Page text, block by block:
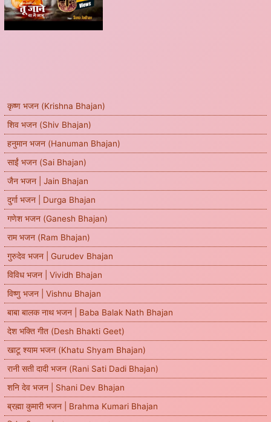
कृष्ण भजन (Krishna Bhajan)
शिव भजन (Shiv Bhajan)
हनुमान भजन (Hanuman Bhajan)
साईं भजन (Sai Bhajan)
जैन भजन | Jain Bhajan
दुर्गा भजन | Durga Bhajan
गणेश भजन (Ganesh Bhajan)
राम भजन (Ram Bhajan)
गुरुदेव भजन | Gurudev Bhajan
विविध भजन | Vividh Bhajan
विष्णु भजन | Vishnu Bhajan
बाबा बालक नाथ भजन | Baba Balak Nath Bhajan
देश भक्ति गीत (Desh Bhakti Geet)
खाटू श्याम भजन (Khatu Shyam Bhajan)
रानी सती दादी भजन (Rani Sati Dadi Bhajan)
शनि देव भजन | Shani Dev Bhajan
ब्रह्मा कुमारी भजन | Brahma Kumari Bhajan